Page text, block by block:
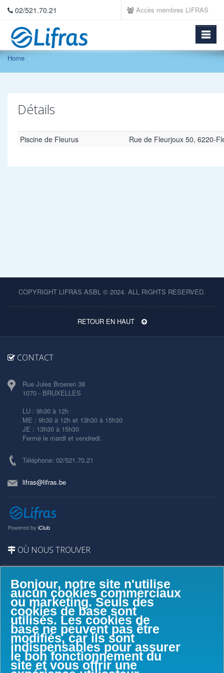
Bonjour, notre site n'utilise
aucun cookies commerciaux
ou marketing. Seuls des
cookies de base sont
utilisés. Les cookies de
base ne peuvent pas être
modifiés, car ils sont
indispensables pour assurer
le bon fonctionnement du
site et vous offrir une
02/521.70.21 Accès membres LIFRAS
Home
Détails
Piscine de Fleurus Rue de Fleurjoux 50, 6220-
COPYRIGHT LIFRAS ASBL © 2024. ALL RIGHTS RESERVED.
RETOUR EN HAUT
CONTACT
Rue Jules Broeren 38
1070 - BRUXELLES
LU : 9h30 à 12h
ME : 9h30 à 12h et 13h30 à 15h30
JE : 13h30 à 15h30
Fermé le mardi et vendredi.
Téléphone: 02/521.70.21
lifras@lifras.be
Powered by iClub
OÙ NOUS TROUVER